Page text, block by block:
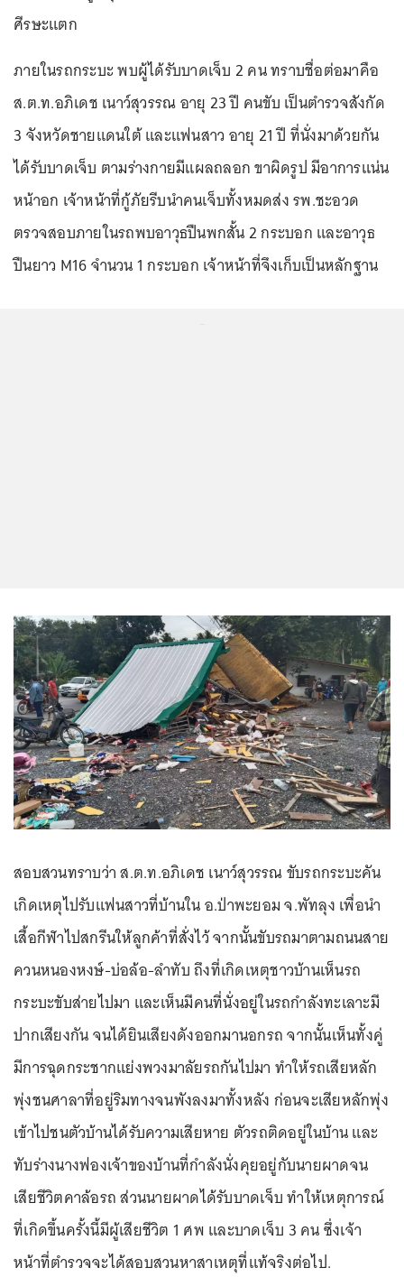
ศีรษะแตก
ภายในรถกระบะ พบผู้ได้รับบาดเจ็บ 2 คน ทราบชื่อต่อมาคือ
ส.ต.ท.อภิเดช เนาว์สุวรรณ อายุ 23 ปี คนขับ เป็นตำรวจสังกัด
3 จังหวัดชายแดนใต้ และแฟนสาว อายุ 21 ปี ที่นั่งมาด้วยกัน
ได้รับบาดเจ็บ ตามร่างกายมีแผลถลอก ขาผิดรูป มีอาการแน่น
หน้าอก เจ้าหน้าที่กู้ภัยรีบนำคนเจ็บทั้งหมดส่ง รพ.ชะอวด
ตรวจสอบภายในรถพบอาวุธปืนพกสั้น 2 กระบอก และอาวุธ
ปืนยาว M16 จำนวน 1 กระบอก เจ้าหน้าที่จึงเก็บเป็นหลักฐาน
สอบสวนทราบว่า ส.ต.ท.อภิเดช เนาว์สุวรรณ ขับรถกระบะคัน
เกิดเหตุไปรับแฟนสาวที่บ้านใน อ.ป่าพะยอม จ.พัทลุง เพื่อนำ
เสื้อกีฬาไปสกรีนให้ลูกค้าที่สั่งไว้ จากนั้นขับรถมาตามถนนสาย
ควนหนองหงษ์-บ่อล้อ-ลำทับ ถึงที่เกิดเหตุชาวบ้านเห็นรถ
กระบะขับส่ายไปมา และเห็นมีคนที่นั่งอยู่ในรถกำลังทะเลาะมี
ปากเสียงกัน จนได้ยินเสียงดังออกมานอกรถ จากนั้นเห็นทั้งคู่
มีการฉุดกระชากแย่งพวงมาลัยรถกันไปมา ทำให้รถเสียหลัก
พุ่งชนศาลาที่อยู่ริมทางจนพังลงมาทั้งหลัง ก่อนจะเสียหลักพุ่ง
เข้าไปชนตัวบ้านได้รับความเสียหาย ตัวรถติดอยู่ในบ้าน และ
ทับร่างนางฟองเจ้าของบ้านที่กำลังนั่งคุยอยู่กับนายผาดจน
เสียชีวิตคาล้อรถ ส่วนนายผาดได้รับบาดเจ็บ ทำให้เหตุการณ์
ที่เกิดขึ้นครั้งนี้มีผู้เสียชีวิต 1 ศพ และบาดเจ็บ 3 คน ซึ่งเจ้า
หน้าที่ตำรวจจะได้สอบสวนหาสาเหตุที่แท้จริงต่อไป.